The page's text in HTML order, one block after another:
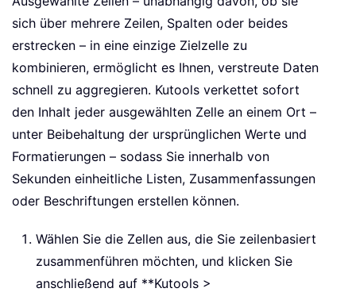
sich über mehrere Zeilen, Spalten oder beides
erstrecken – in eine einzige Zielzelle zu
kombinieren, ermöglicht es Ihnen, verstreute Daten
schnell zu aggregieren. Kutools verkettet sofort
den Inhalt jeder ausgewählten Zelle an einem Ort –
unter Beibehaltung der ursprünglichen Werte und
Formatierungen – sodass Sie innerhalb von
Sekunden einheitliche Listen, Zusammenfassungen
oder Beschriftungen erstellen können.
Wählen Sie die Zellen aus, die Sie zeilenbasiert
zusammenführen möchten, und klicken Sie
anschließend auf **Kutools >